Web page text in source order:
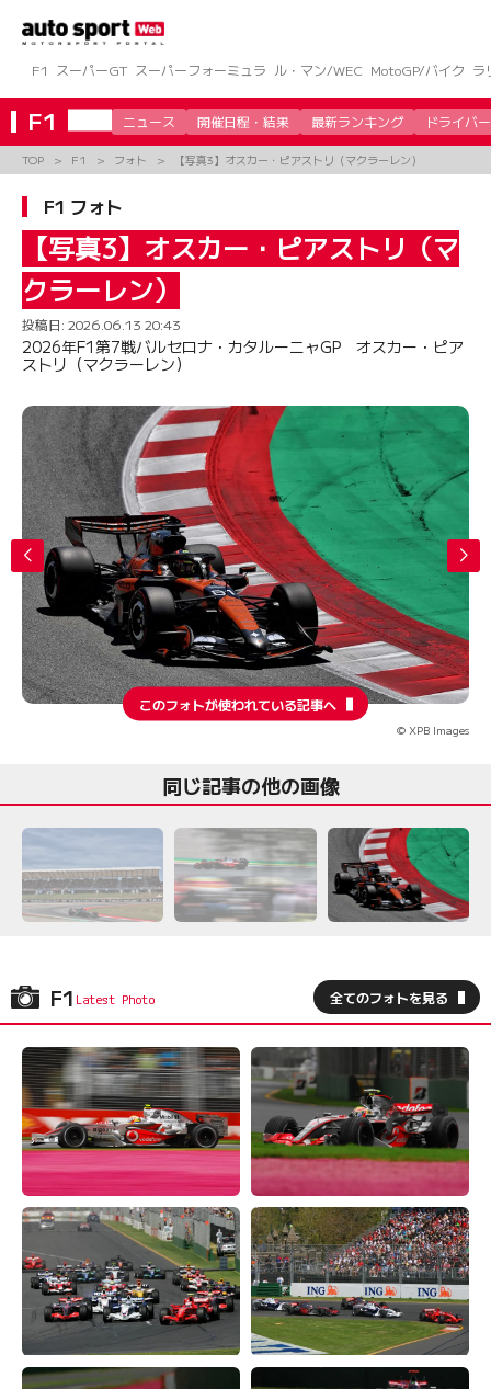
ツ
へ
ス
キ
ッ
F1 スーパーGT スーパーフォーミュラ ル・マン/WEC MotoGP/バイク ラ
F1 ニュース 開催日程・結果 最新ランキング ドライバー
TOP F1 フォト 【写真3】オスカー・ピアストリ（マクラーレン）
F1 フォト
【写真3】オスカー・ピアストリ（マ
クラーレン）
投稿日: 2026.06.13 20:43
2026年F1第7戦バルセロナ・カタルーニャGP オスカー・ピア
ストリ（マクラーレン）
このフォトが使われている記事へ
© XPB Images
同じ記事の他の画像
F1 全てのフォトを見る